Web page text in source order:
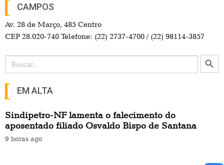
CAMPOS
Av. 28 de Março, 485 Centro
CEP 28.020-740 Telefone: (22) 2737-4700 / (22) 98114-3857
Search
for:
Search Button
EM ALTA
Sindipetro-NF lamenta o falecimento do
aposentado filiado Osvaldo Bispo de Santana
9 horas ago